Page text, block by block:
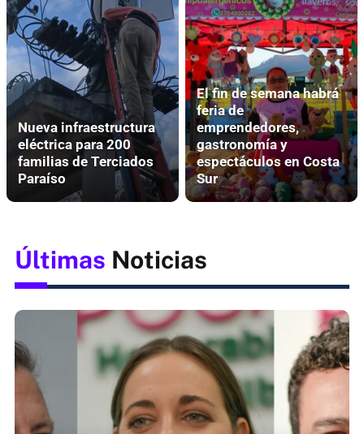
Nueva infraestructura
eléctrica para 200
familias de Terciados
Paraíso
El fin de semana habrá
feria de
emprendedores,
gastronomía y
espectáculos en Costa
Sur
Últimas Noticias